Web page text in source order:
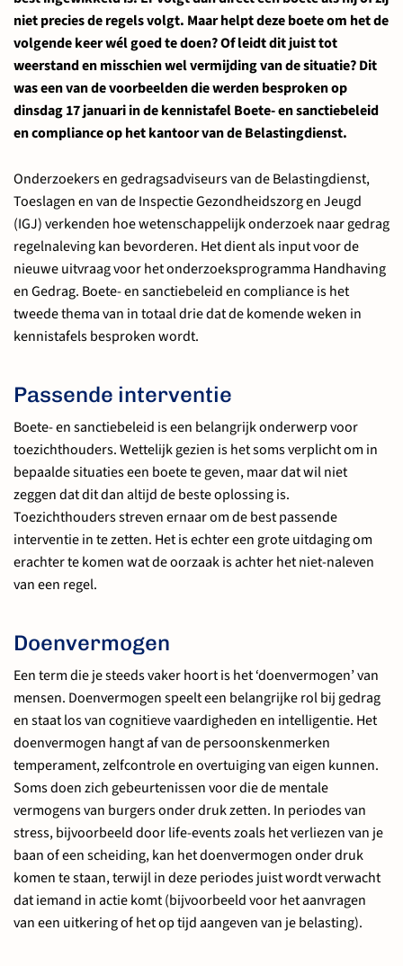
niet precies de regels volgt. Maar helpt deze boete om het de
volgende keer wél goed te doen? Of leidt dit juist tot
weerstand en misschien wel vermijding van de situatie? Dit
was een van de voorbeelden die werden besproken op
dinsdag 17 januari in de kennistafel Boete- en sanctiebeleid
en compliance op het kantoor van de Belastingdienst.
Onderzoekers en gedragsadviseurs van de Belastingdienst,
Toeslagen en van de Inspectie Gezondheidszorg en Jeugd
(IGJ) verkenden hoe wetenschappelijk onderzoek naar gedrag
regelnaleving kan bevorderen. Het dient als input voor de
nieuwe uitvraag voor het onderzoeksprogramma Handhaving
en Gedrag. Boete- en sanctiebeleid en compliance is het
tweede thema van in totaal drie dat de komende weken in
kennistafels besproken wordt.
Passende interventie
Boete- en sanctiebeleid is een belangrijk onderwerp voor
toezichthouders. Wettelijk gezien is het soms verplicht om in
bepaalde situaties een boete te geven, maar dat wil niet
zeggen dat dit dan altijd de beste oplossing is.
Toezichthouders streven ernaar om de best passende
interventie in te zetten. Het is echter een grote uitdaging om
erachter te komen wat de oorzaak is achter het niet-naleven
van een regel.
Doenvermogen
Een term die je steeds vaker hoort is het ‘doenvermogen’ van
mensen. Doenvermogen speelt een belangrijke rol bij gedrag
en staat los van cognitieve vaardigheden en intelligentie. Het
doenvermogen hangt af van de persoonskenmerken
temperament, zelfcontrole en overtuiging van eigen kunnen.
Soms doen zich gebeurtenissen voor die de mentale
vermogens van burgers onder druk zetten. In periodes van
stress, bijvoorbeeld door life-events zoals het verliezen van je
baan of een scheiding, kan het doenvermogen onder druk
komen te staan, terwijl in deze periodes juist wordt verwacht
dat iemand in actie komt (bijvoorbeeld voor het aanvragen
van een uitkering of het op tijd aangeven van je belasting).